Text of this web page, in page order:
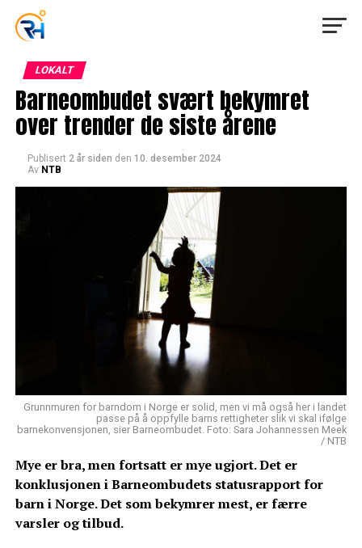
LOKALT
Barneombudet svært bekymret
over trender de siste årene
Publisert 2 år siden den 10. desember 2024
Av NTB
Grunnmuren for barndom i Norge er solid, men vi må også her i landet
passe på å oppfylle barns rettigheter slik vi skal ifølge
barnekonvensjonen, sier Barneombudet. Foto: Sara Johannessen Meek
/ NTB
Mye er bra, men fortsatt er mye ugjort. Det er
konklusjonen i Barneombudets statusrapport for
barn i Norge. Det som bekymrer mest, er færre
varsler og tilbud.